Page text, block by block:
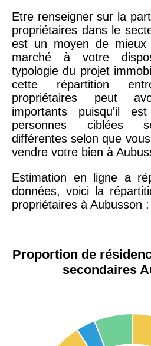
Etre renseigner sur la
propriétaires dans le
est un moyen de
marché à votre
typologie du projet
cette répartition
propriétaires peut
importants puisqu'il
personnes ciblées
différentes selon que
vendre votre bien à
Estimation en ligne a
données, voici la
propriétaires à Aubusson :
Proportion de
secondaires